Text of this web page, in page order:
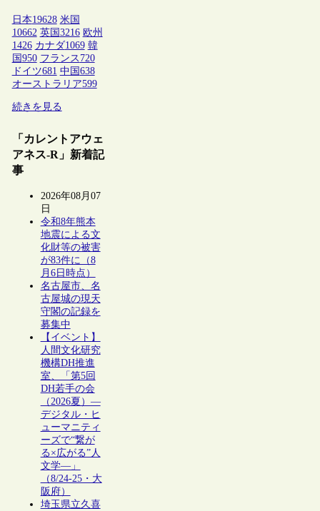
日本19628 米国
10662 英国3216 欧州
1426 カナダ1069 韓
国950 フランス 720
ドイツ681 中国638
オーストラリア599
続きを見る
「カレントアウェ
アネス-R」新着記
事
2026年08月07
日
令和8年熊本
地震による文
化財等の被害
が83件に（8
月6日時点）
名古屋市、名
古屋城の現天
守閣の記録を
募集中
【イベント】
人間文化研究
機構DH推進
室、「第5回
DH若手の会
（2026夏）―
デジタル・ヒ
ューマニティ
ーズで“繋が
る×広がる”人
文学―」
（8/24-25・大
阪府）
埼玉県立久喜